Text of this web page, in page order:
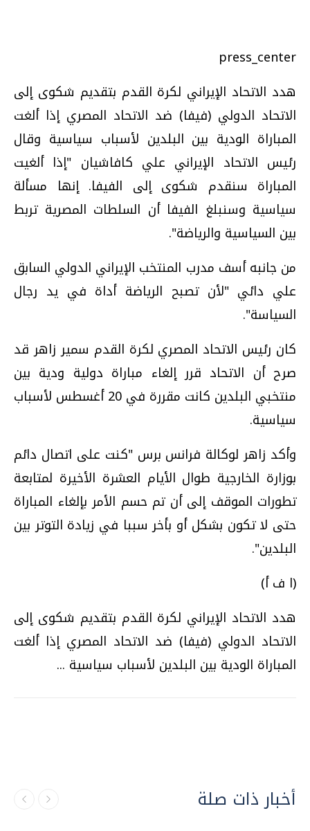
press_center
هدد الاتحاد الإيراني لكرة القدم بتقديم شكوى إلى
الاتحاد الدولي (فيفا) ضد الاتحاد المصري إذا ألغت
المباراة الودية بين البلدين لأسباب سياسية وقال
رئيس الاتحاد الإيراني علي كافاشيان "إذا ألغيت
المباراة سنقدم شكوى إلى الفيفا. إنها مسألة
سياسية وسنبلغ الفيفا أن السلطات المصرية تربط
بين السياسية والرياضة".
من جانبه أسف مدرب المنتخب الإيراني الدولي السابق
علي دائي "لأن تصبح الرياضة أداة في يد رجال
السياسة".
كان رئيس الاتحاد المصري لكرة القدم سمير زاهر قد
صرح أن الاتحاد قرر إلغاء مباراة دولية ودية بين
منتخبي البلدين كانت مقررة في 20 أغسطس لأسباب
سياسية.
وأكد زاهر لوكالة فرانس برس "كنت على اتصال دائم
بوزارة الخارجية طوال الأيام العشرة الأخيرة لمتابعة
تطورات الموقف إلى أن تم حسم الأمر بإلغاء المباراة
حتى لا تكون بشكل أو بأخر سببا في زيادة التوتر بين
البلدين".
(ا ف أ)
هدد الاتحاد الإيراني لكرة القدم بتقديم شكوى إلى
الاتحاد الدولي (فيفا) ضد الاتحاد المصري إذا ألغت
المباراة الودية بين البلدين لأسباب سياسية ...
أخبار ذات صلة